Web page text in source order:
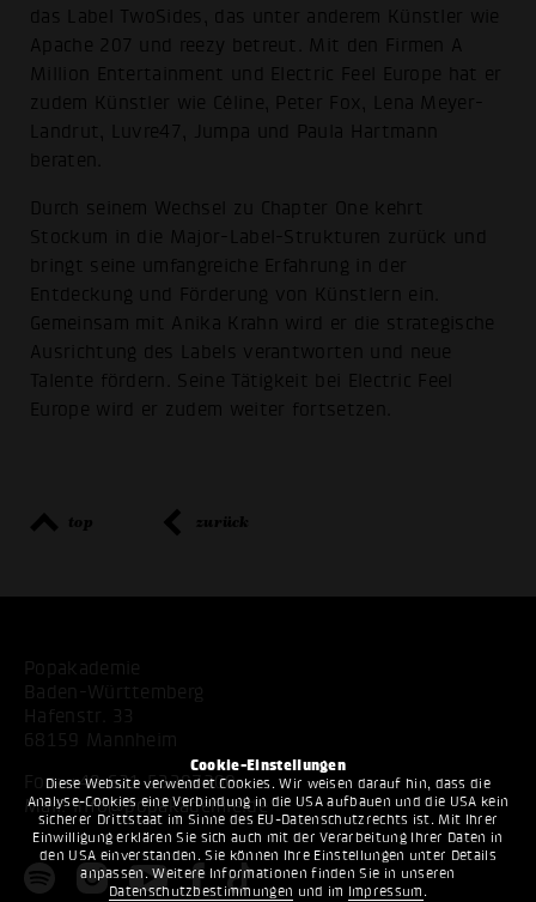
Cookie-Einstellungen
Diese Website verwendet Cookies. Wir weisen darauf hin, dass die
Analyse-Cookies eine Verbindung in die USA aufbauen und die USA kein
sicherer Drittstaat im Sinne des EU-Datenschutzrechts ist. Mit Ihrer
Einwilligung erklären Sie sich auch mit der Verarbeitung Ihrer Daten in
den USA einverstanden. Sie können Ihre Einstellungen unter Details
anpassen. Weitere Informationen finden Sie in unseren
Datenschutzbestimmungen und im Impressum .
das Label TwoSides, das unter anderem Künstler wie
Apache 207 und reezy betreut. Mit den Firmen A
Million Entertainment und Electric Feel Europe hat er
zudem Künstler wie Céline, Peter Fox, Lena Meyer-
Landrut, Luvre47, Jumpa und Paula Hartmann
beraten.
Durch seinem Wechsel zu Chapter One kehrt
Stockum in die Major-Label-Strukturen zurück und
bringt seine umfangreiche Erfahrung in der
Entdeckung und Förderung von Künstlern ein.
Gemeinsam mit Anika Krahn wird er die strategische
Ausrichtung des Labels verantworten und neue
Talente fördern. Seine Tätigkeit bei Electric Feel
Europe wird er zudem weiter fortsetzen.
top zurück
Popakademie
Baden-Württemberg
Hafenstr. 33
68159 Mannheim
Fon:+49 621 53397200
Mail:info@popakademie.de